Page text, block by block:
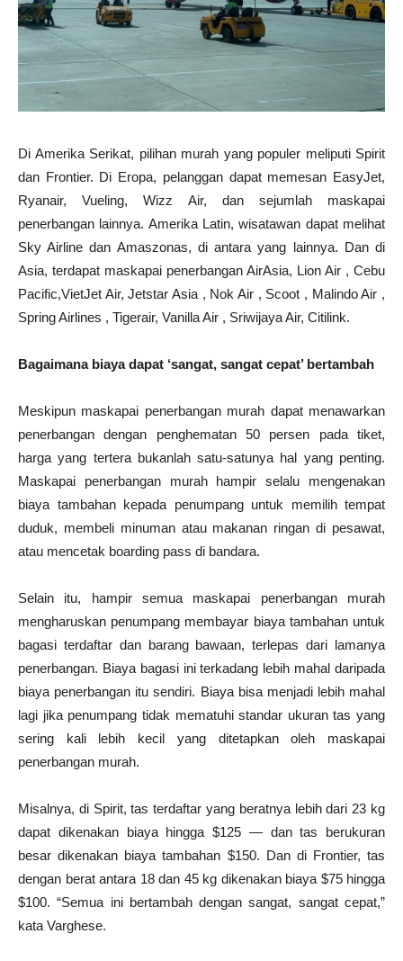
Di Amerika Serikat, pilihan murah yang populer meliputi Spirit
dan Frontier. Di Eropa, pelanggan dapat memesan EasyJet,
Ryanair, Vueling, Wizz Air, dan sejumlah maskapai
penerbangan lainnya. Amerika Latin, wisatawan dapat melihat
Sky Airline dan Amaszonas, di antara yang lainnya. Dan di
Asia, terdapat maskapai penerbangan AirAsia, Lion Air , Cebu
Pacific,VietJet Air, Jetstar Asia , Nok Air , Scoot , Malindo Air ,
Spring Airlines , Tigerair, Vanilla Air , Sriwijaya Air, Citilink.
Bagaimana biaya dapat ‘sangat, sangat cepat’ bertambah
Meskipun maskapai penerbangan murah dapat menawarkan
penerbangan dengan penghematan 50 persen pada tiket,
harga yang tertera bukanlah satu-satunya hal yang penting.
Maskapai penerbangan murah hampir selalu mengenakan
biaya tambahan kepada penumpang untuk memilih tempat
duduk, membeli minuman atau makanan ringan di pesawat,
atau mencetak boarding pass di bandara.
Selain itu, hampir semua maskapai penerbangan murah
mengharuskan penumpang membayar biaya tambahan untuk
bagasi terdaftar dan barang bawaan, terlepas dari lamanya
penerbangan. Biaya bagasi ini terkadang lebih mahal daripada
biaya penerbangan itu sendiri. Biaya bisa menjadi lebih mahal
lagi jika penumpang tidak mematuhi standar ukuran tas yang
sering kali lebih kecil yang ditetapkan oleh maskapai
penerbangan murah.
Misalnya, di Spirit, tas terdaftar yang beratnya lebih dari 23 kg
dapat dikenakan biaya hingga $125 — dan tas berukuran
besar dikenakan biaya tambahan $150. Dan di Frontier, tas
dengan berat antara 18 dan 45 kg dikenakan biaya $75 hingga
$100. “Semua ini bertambah dengan sangat, sangat cepat,”
kata Varghese.